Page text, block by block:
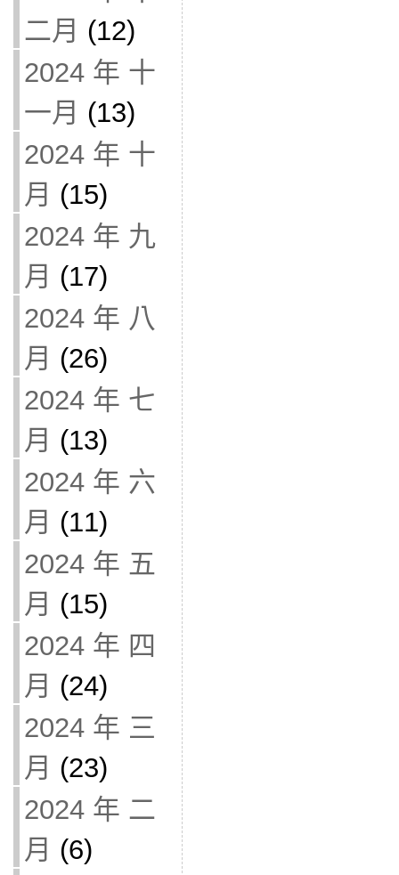
二月 (12)
2024 年 十
一月 (13)
2024 年 十
月 (15)
2024 年 九
月 (17)
2024 年 八
月 (26)
2024 年 七
月 (13)
2024 年 六
月 (11)
2024 年 五
月 (15)
2024 年 四
月 (24)
2024 年 三
月 (23)
2024 年 二
月 (6)